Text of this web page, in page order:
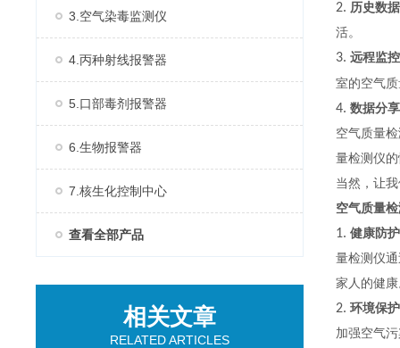
3.空气染毒监测仪
4.丙种射线报警器
5.口部毒剂报警器
6.生物报警器
7.核生化控制中心
查看全部产品
相关文章
RELATED ARTICLES
2. 历史数
活。
3. 远程监控
室的空气
4. 数据分享
空气质量
量检测仪
当然，让
空气质量
1. 健康防护
量检测仪
家人的健
2. 环境保护
加强空气